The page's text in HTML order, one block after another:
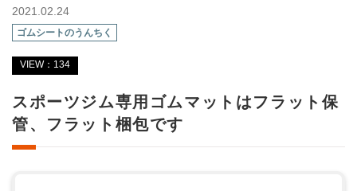
2021.02.24
ゴムシートのうんちく
VIEW：134
スポーツジム専用ゴムマットはフラット保
管、フラット梱包です